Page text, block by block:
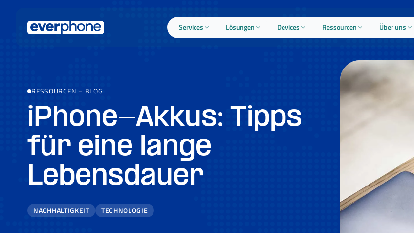
Services Lösungen Devices Ressourcen Über uns
RESSOURCEN – BLOG
iPhone-Akkus: Tipps
für eine lange
Lebensdauer
NACHHALTIGKEIT TECHNOLOGIE